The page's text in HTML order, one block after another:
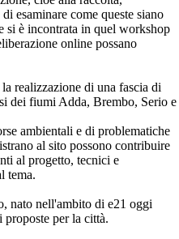
esaminare come queste siano
si è incontrata in quel workshop
online possano
realizzazione di una fascia di
dei fiumi Adda, Brembo, Serio e
ambientali e di problematiche
al sito possono contribuire
al progetto, tecnici e
tema.
nato nell'ambito di e21 oggi
per la città.